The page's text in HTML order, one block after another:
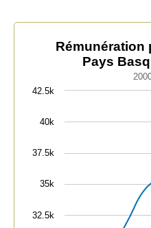
Rémunération par
Line chart with 2 lines.
2000-2022
The chart has 1 X axis
The chart has 1 Y axis
Rémunération
Pays
32.5k
35k
37.5k
40k
42.5k